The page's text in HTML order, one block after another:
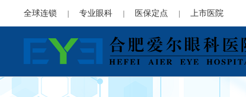
全球连锁 | 专业眼科 | 医保定点 | 上市医院